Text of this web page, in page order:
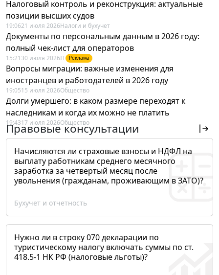
Налоговый контроль и реконструкция: актуальные
позиции высших судов
19:0621 июля 2026Налоги и бухучет
Документы по персональным данным в 2026 году:
полный чек-лист для операторов
15:21 30 июля 2026IT Реклама
Вопросы миграции: важные изменения для
иностранцев и работодателей в 2026 году
19:0515 июля 2026Общество
Долги умершего: в каком размере переходят к
наследникам и когда их можно не платить
19:4317 июля 2026Общество
Правовые консультации
Начисляются ли страховые взносы и НДФЛ на
выплату работникам среднего месячного
заработка за четвертый месяц после
увольнения (гражданам, проживающим в ЗАТО)?
Бухучет и отчетность
Нужно ли в строку 070 декларации по
туристическому налогу включать суммы по ст.
418.5-1 НК РФ (налоговые льготы)?